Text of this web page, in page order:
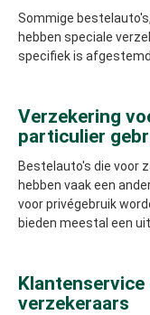
Sommige
hebben speciale
specifiek is
Verzekering
particulier
Bestelauto's die voor
hebben vaak een
voor privégebruik
bieden meestal een
verzekeraars